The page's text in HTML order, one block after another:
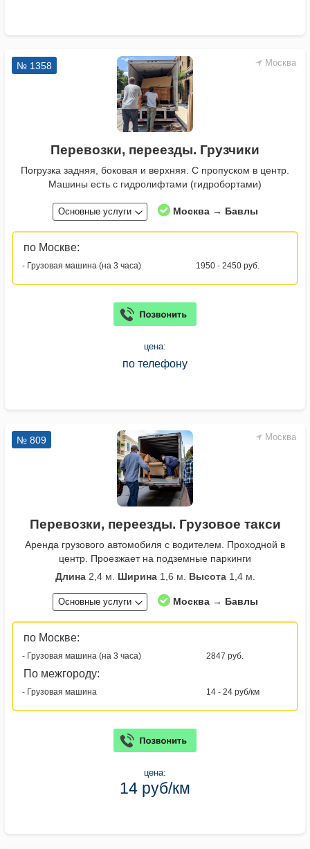
Москва
№ 1358
Перевозки, переезды. Грузчики
Погрузка задняя, боковая и верхняя. С пропуском в центр.
Машины есть с гидролифтами (гидробортами)
Основные услуги Москва → Бавлы
по Москве:
- Грузовая машина (на 3 часа) 1950 - 2450 руб.
цена:
по телефону
Москва
№ 809
Перевозки, переезды. Грузовое такси
Аренда грузового автомобиля с водителем. Проходной в
центр. Проезжает на подземные паркинги
Длина2,4 м. Ширина1,6 м. Высота1,4 м.
Основные услуги Москва → Бавлы
по Москве:
- Грузовая машина (на 3 часа) 2847 руб.
По межгороду:
- Грузовая машина 14 - 24 руб/км
цена:
14 руб/км